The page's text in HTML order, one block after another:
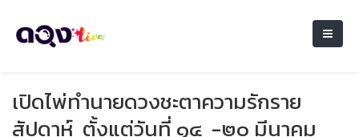
เปิดไพ่ทำนายดวงชะตาความรักราย
สัปดาห์ ตั้งแต่วันที่ ๑๔ -๒๐ มีนาคม